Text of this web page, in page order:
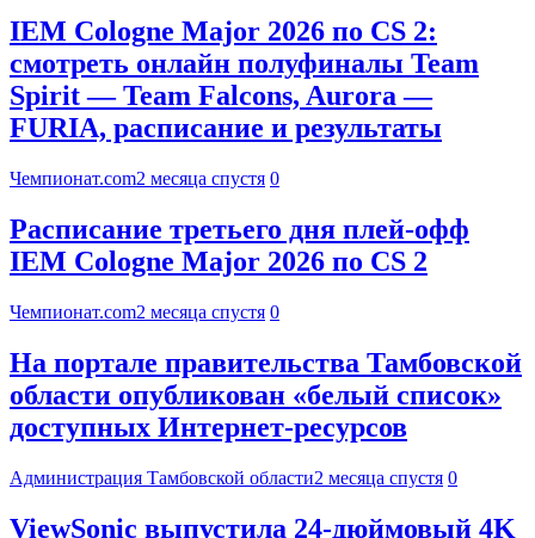
IEM Cologne Major 2026 по CS 2:
смотреть онлайн полуфиналы Team
Spirit — Team Falcons, Aurora —
FURIA, расписание и результаты
Чемпионат.com2 месяца спустя 0
Расписание третьего дня плей-офф
IEM Cologne Major 2026 по CS 2
Чемпионат.com2 месяца спустя 0
На портале правительства Тамбовской
области опубликован «белый список»
доступных Интернет-ресурсов
Администрация Тамбовской области2 месяца спустя 0
ViewSonic выпустила 24-дюймовый 4K